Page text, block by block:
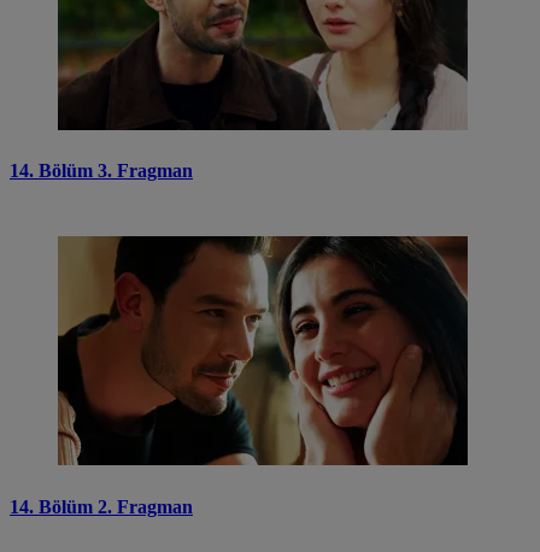
14. Bölüm 3. Fragman
14. Bölüm 2. Fragman